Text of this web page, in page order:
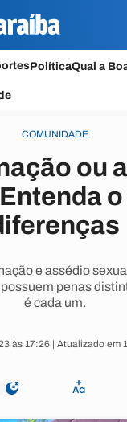
PolíticaQual a
COMUNIDADE
ou
o
e assédio
penas
é cada um.
às 17:26 | Atualizado em